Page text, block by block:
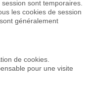
sont temporaires.
les cookies de session
généralement
de cookies.
pour une visite